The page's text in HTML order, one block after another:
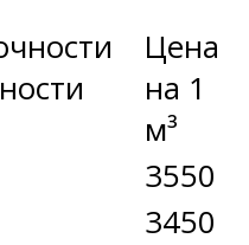
Цена
на 1
м³
3550
3450